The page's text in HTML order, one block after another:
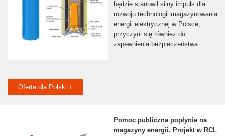
będzie stanowił silny impuls dla
rozwoju technologii magazynowania
energii elektrycznej w Polsce,
przyczyni się również do
zapewnienia bezpieczeństwa
Oferta dla Polski +
Pomoc publiczna popłynie na
magazyny energii. Projekt w RCL